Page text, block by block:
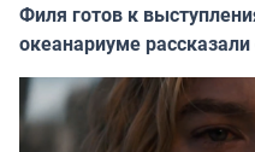
Филя готов к
океанариуме